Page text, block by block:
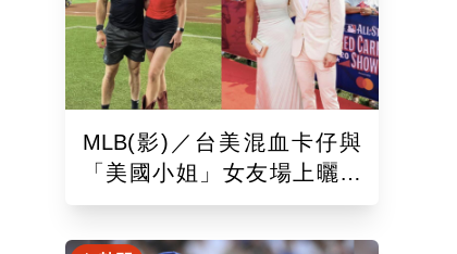
MLB(影)／台美混血卡仔與
「美國小姐」女友場上曬恩
愛！賽前獻唱大谷翔平場邊